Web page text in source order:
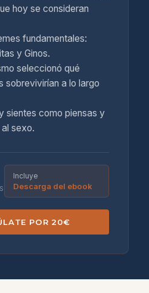
hoy se consideran
fundamentales:
y Ginos.
seleccionó qué
sobrevivirían a lo largo
sientes como piensas y
sexo.
Incluye
Descarga del ebook
POR 20€